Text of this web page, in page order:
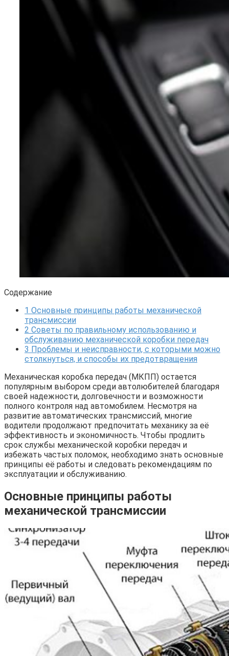
Содержание
1 Основные принципы работы механической
трансмиссии
2 Советы по правильному использованию и
обслуживанию механической коробки передач
3 Проблемы и неисправности, с которыми можно
столкнуться, и способы их предотвращения
Механическая коробка передач (МКПП) остается
популярным выбором среди автолюбителей благодаря
своей надежности, долговечности и возможности
полного контроля над автомобилем. Несмотря на
развитие автоматических трансмиссий, многие
водители продолжают предпочитать механику за её
эффективность и экономичность. Чтобы продлить
срок службы механической коробки передач и
избежать частых поломок, необходимо знать основные
принципы её работы и следовать рекомендациям по
эксплуатации и обслуживанию.
Основные принципы работы
механической трансмиссии